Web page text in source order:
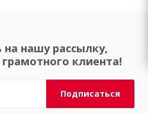
нашу рассылку,
клиента!